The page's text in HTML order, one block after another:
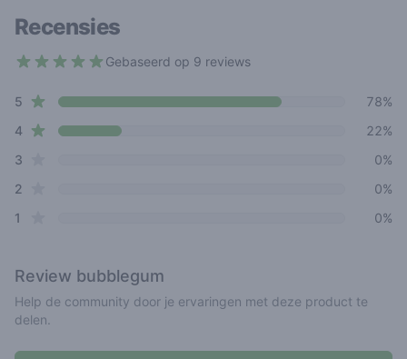
Recensies
Gebaseerd op 9 reviews
Review data
5 star reviews
78%
4star reviews
22%
3
0%
2
0%
1
0%
Review bubblegum
Help de community door je ervaringen met deze product te
delen.